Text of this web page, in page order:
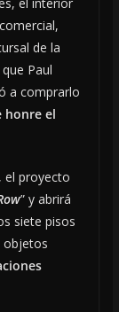
de la
Paul
a comprarlo
honre el
el proyecto
” y abrirá
siete pisos
objetos